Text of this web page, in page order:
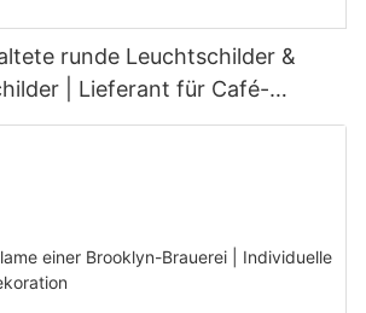
runde Leuchtschilder &
| Lieferant für Café-